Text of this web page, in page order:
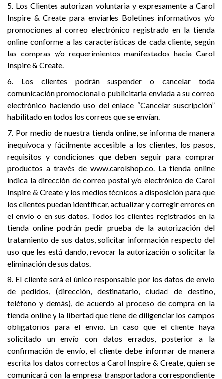
5. Los Clientes autorizan voluntaria y expresamente a Carol
Inspire & Create para enviarles Boletines informativos y/o
promociones al correo electrónico registrado en la tienda
online conforme a las características de cada cliente, según
las compras y/o requerimientos manifestados hacia Carol
Inspire & Create.
6. Los clientes podrán suspender o cancelar toda
comunicación promocional o publicitaria enviada a su correo
electrónico haciendo uso del enlace “Cancelar suscripción”
habilitado en todos los correos que se envían.
7. Por medio de nuestra tienda online, se informa de manera
inequívoca y fácilmente accesible a los clientes, los pasos,
requisitos y condiciones que deben seguir para comprar
productos a través de www.carolshop.co. La tienda online
indica la dirección de correo postal y/o electrónico de Carol
Inspire & Create y los medios técnicos a disposición para que
los clientes puedan identificar, actualizar y corregir errores en
el envío o en sus datos. Todos los clientes registrados en la
tienda online podrán pedir prueba de la autorización del
tratamiento de sus datos, solicitar información respecto del
uso que les está dando, revocar la autorización o solicitar la
eliminación de sus datos.
8. El cliente será el único responsable por los datos de envío
de pedidos, (dirección, destinatario, ciudad de destino,
teléfono y demás), de acuerdo al proceso de compra en la
tienda online y la libertad que tiene de diligenciar los campos
obligatorios para el envío. En caso que el cliente haya
solicitado un envío con datos errados, posterior a la
confirmación de envío, el cliente debe informar de manera
escrita los datos correctos a Carol Inspire & Create, quien se
comunicará con la empresa transportadora correspondiente